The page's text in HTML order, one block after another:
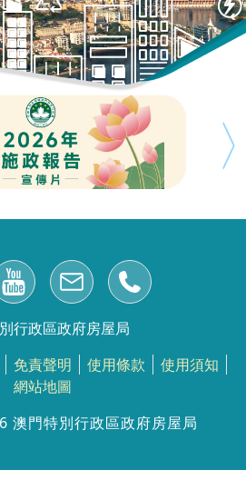
行政區政府房屋局
免責聲明 使用條款
使用須知
網站地圖
澳門特別行政區政府房屋局